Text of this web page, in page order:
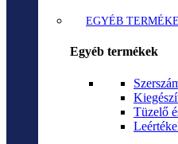
EGYÉB
Egyéb termékek
Tüzelő